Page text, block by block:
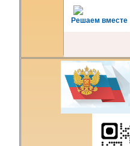
Решаем вместе